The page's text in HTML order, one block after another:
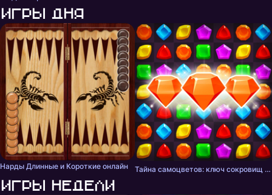
Игры дня
Нарды Длинные и Короткие онлайн Тайна самоцветов: ключ сокровищ - три в ряд
Игры недели